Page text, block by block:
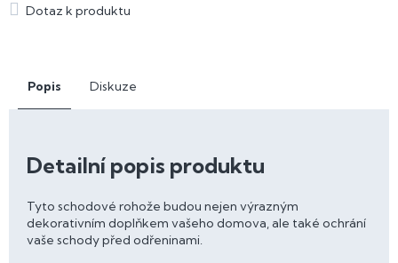
Popis Diskuze
Detailní popis produktu
Tyto schodové rohože budou nejen výrazným
dekorativním doplňkem vašeho domova, ale také ochrání
vaše schody před odřeninami.